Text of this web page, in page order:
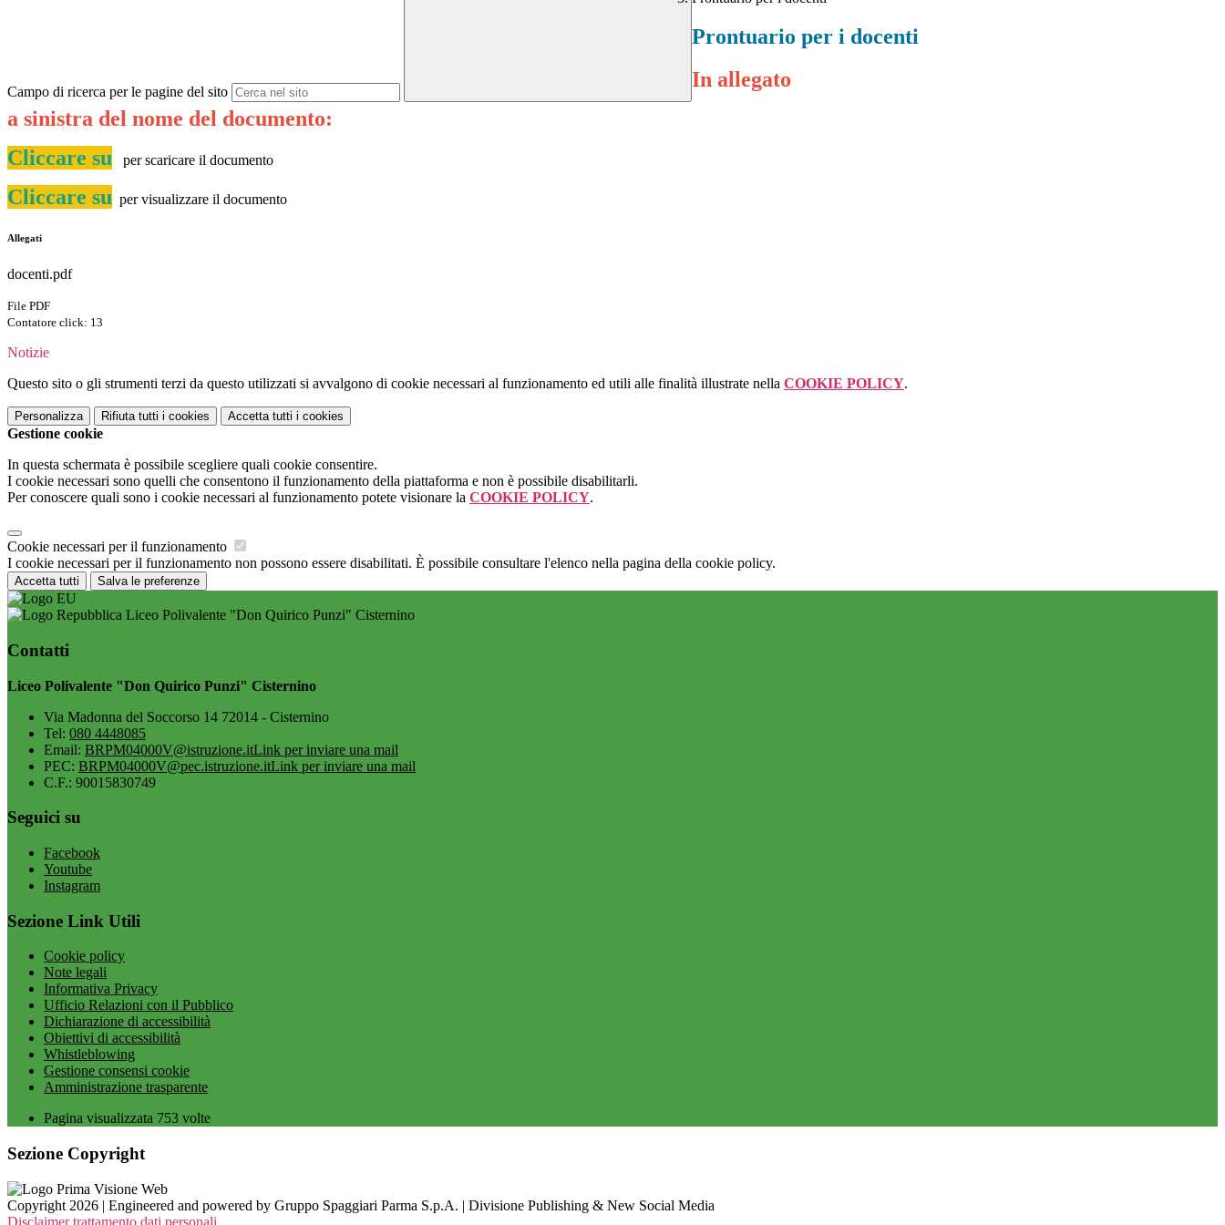
Campo di ricerca per le pagine del sito
Prontuario per i docenti
In allegato
a sinistra del nome del documento:
Cliccare su
per scaricare il documento
Cliccare su per visualizzare il documento
Allegati
docenti.pdf
File PDF
Contatore click: 13
Notizie
Questo sito o gli strumenti terzi da questo utilizzati si avvalgono di cookie necessari al funzionamento ed utili alle finalità illustrate nella COOKIE POLICY.
Personalizza Rifiuta tutti i cookies Accetta tutti i cookies
Gestione cookie
In questa schermata è possibile scegliere quali cookie consentire.
I cookie necessari sono quelli che consentono il funzionamento della piattaforma e non è possibile disabilitarli.
Per conoscere quali sono i cookie necessari al funzionamento potete visionare la COOKIE POLICY.
Cookie necessari per il funzionamento
I cookie necessari per il funzionamento non possono essere disabilitati. È possibile consultare l'elenco nella pagina della cookie policy.
Accetta tutti Salva le preferenze
Liceo Polivalente "Don Quirico Punzi" Cisternino
Contatti
Liceo Polivalente "Don Quirico Punzi" Cisternino
Via Madonna del Soccorso 14 72014 - Cisternino
Tel: 080 4448085
Email: BRPM04000V@istruzione.itLink per inviare una mail
PEC: BRPM04000V@pec.istruzione.itLink per inviare una mail
C.F.: 90015830749
Seguici su
Facebook
Youtube
Instagram
Sezione Link Utili
Cookie policy
Note legali
Informativa Privacy
Ufficio Relazioni con il Pubblico
Dichiarazione di accessibilità
Obiettivi di accessibilità
Whistleblowing
Gestione consensi cookie
Amministrazione trasparente
Pagina visualizzata 753 volte
Sezione Copyright
Copyright 2026 | Engineered and powered by Gruppo Spaggiari Parma S.p.A. | Divisione Publishing & New Social Media
Disclaimer trattamento dati personali